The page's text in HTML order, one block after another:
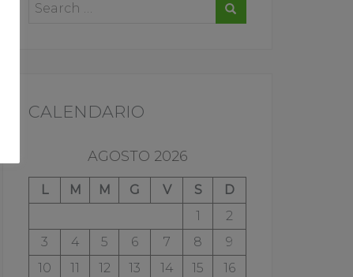
CALENDARIO
AGOSTO 2026
L M M G V S
D
1
2
3
4 5 6 7 8
9
10
11 12 13 14 15
16